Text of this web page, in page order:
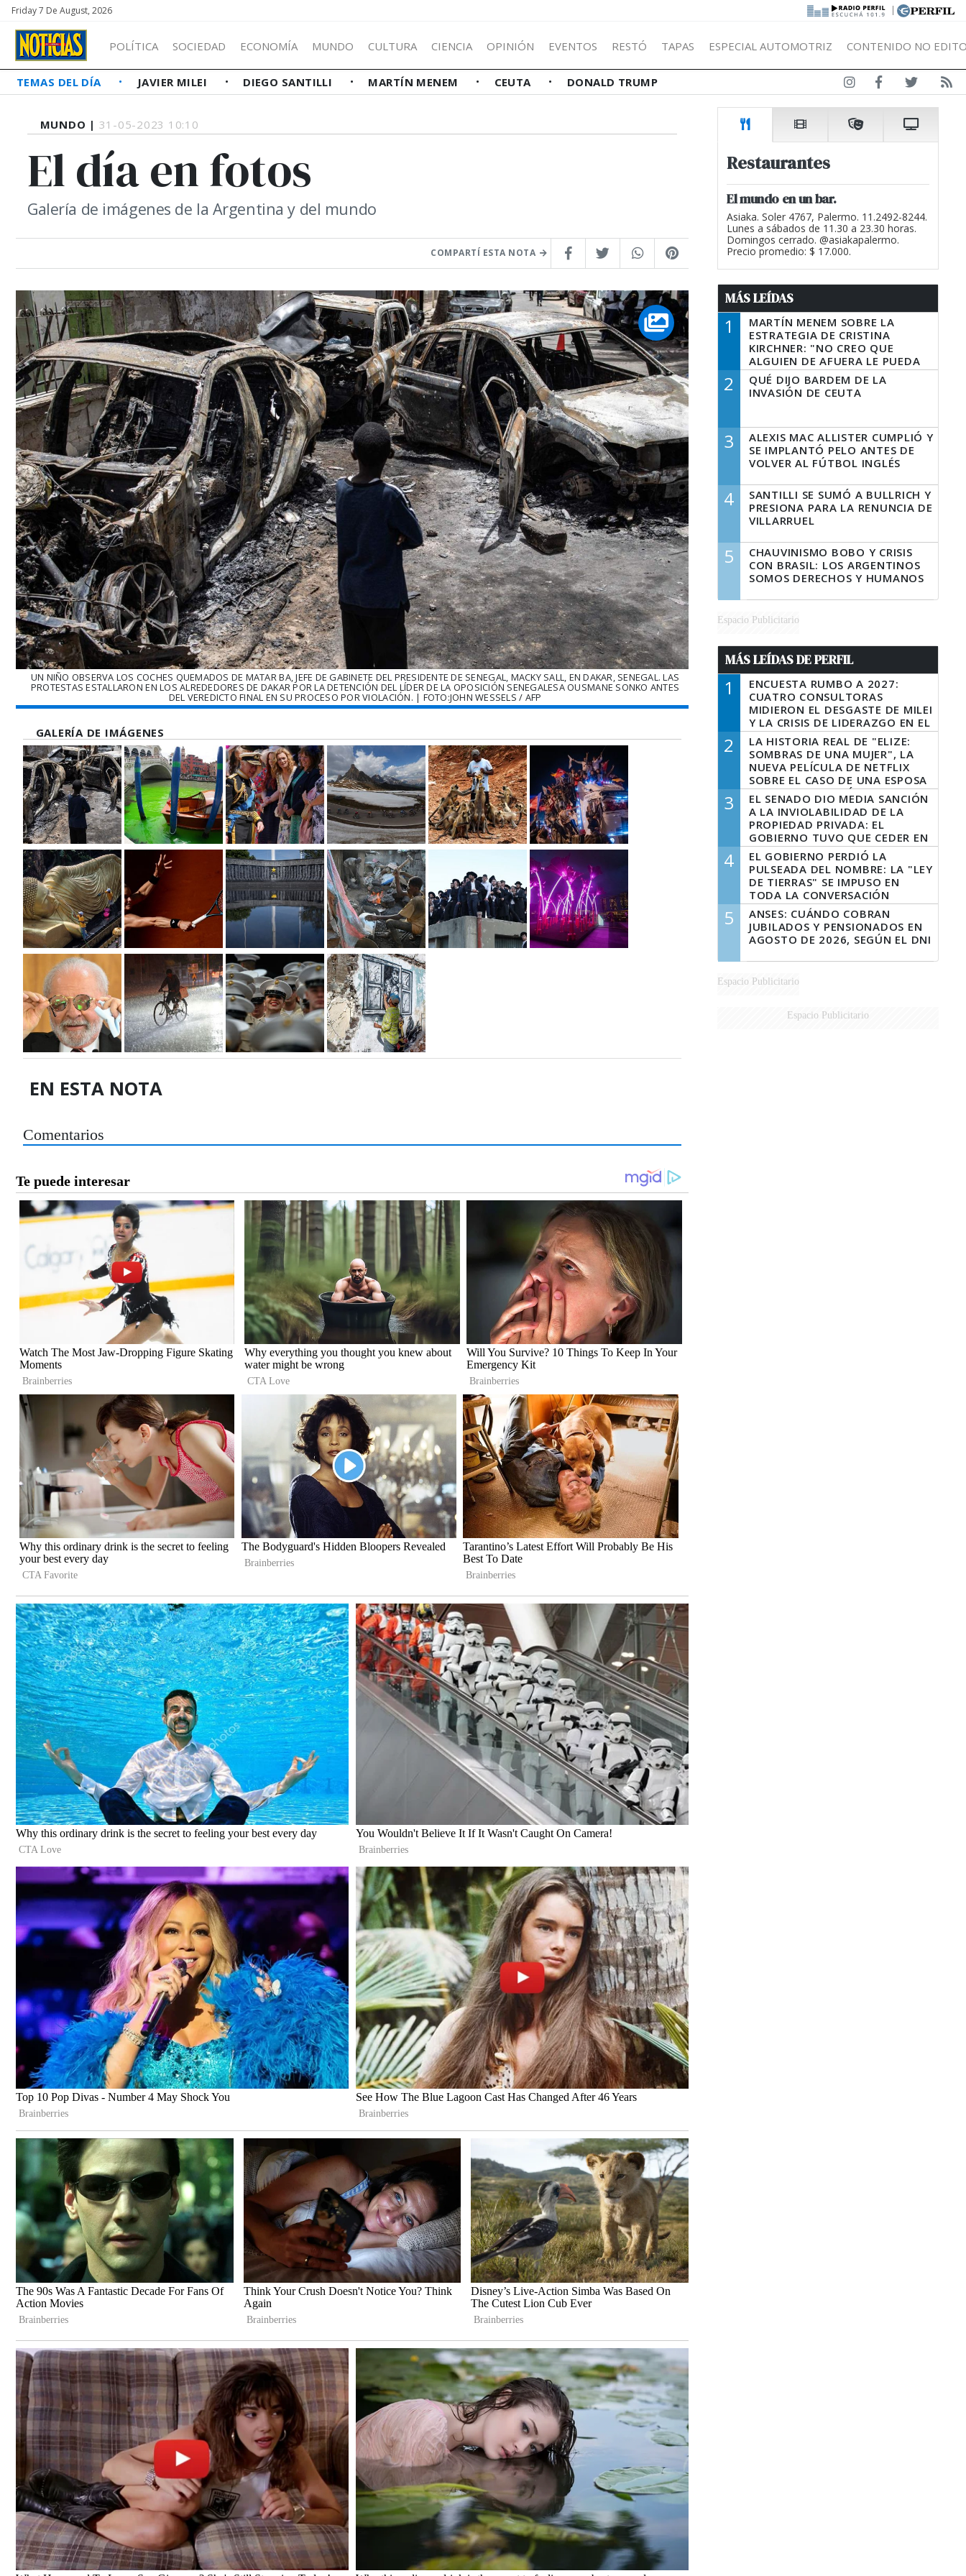
Friday 7 De August, 2026 |
POLÍTICA SOCIEDAD ECONOMÍA MUNDO CULTURA CIENCIA OPINIÓN EVENTOS RESTÓ TAPAS ESPECIAL AUTOMOTRIZ CONTENIDO NO
TEMAS DEL DÍA JAVIER MILEI DIEGO SANTILLI MARTÍN MENEM CEUTA DONALD TRUMP
MUNDO | 31-05-2023 10:10
El día en fotos
Galería de imágenes de la Argentina y del mundo
COMPARTÍ ESTA NOTA
UN NIÑO OBSERVA LOS COCHES QUEMADOS DE MATAR BA, JEFE DE GABINETE DEL PRESIDENTE DE SENEGAL, MACKY SALL, EN DAKAR, SENEGAL. LAS
PROTESTAS ESTALLARON EN LOS ALREDEDORES DE DAKAR POR LA DETENCIÓN DEL LÍDER DE LA OPOSICIÓN SENEGALESA OUSMANE SONKO ANTES
DEL VEREDICTO FINAL EN SU PROCESO POR VIOLACIÓN. | FOTO:JOHN WESSELS / AFP
GALERÍA DE IMÁGENES
EN ESTA NOTA
Comentarios
Restaurantes
El mundo en un bar.
Asiaka. Soler 4767, Palermo. 11.2492-8244.
Lunes a sábados de 11.30 a 23.30 horas.
Domingos cerrado. @asiakapalermo.
Precio promedio: $ 17.000.
MÁS LEÍDAS
1
MARTÍN MENEM SOBRE LA
ESTRATEGIA DE CRISTINA
KIRCHNER: "NO CREO QUE
ALGUIEN DE AFUERA LE PUEDA
DECIR A LA JUSTICIA LO QUE
TIENE QUE HACER"
2
QUÉ DIJO BARDEM DE LA
INVASIÓN DE CEUTA
3
ALEXIS MAC ALLISTER CUMPLIÓ Y
SE IMPLANTÓ PELO ANTES DE
VOLVER AL FÚTBOL INGLÉS
4
SANTILLI SE SUMÓ A BULLRICH Y
PRESIONA PARA LA RENUNCIA DE
VILLARRUEL
5
CHAUVINISMO BOBO Y CRISIS
CON BRASIL: LOS ARGENTINOS
SOMOS DERECHOS Y HUMANOS
Espacio Publicitario
MÁS LEÍDAS DE PERFIL
1
ENCUESTA RUMBO A 2027:
CUATRO CONSULTORAS
MIDIERON EL DESGASTE DE MILEI
Y LA CRISIS DE LIDERAZGO EN EL
PERONISMO
2
LA HISTORIA REAL DE "ELIZE:
SOMBRAS DE UNA MUJER", LA
NUEVA PELÍCULA DE NETFLIX
SOBRE EL CASO DE UNA ESPOSA
QUE DESCUARTIZÓ A SU
MARIDO
3
EL SENADO DIO MEDIA SANCIÓN
A LA INVIOLABILIDAD DE LA
PROPIEDAD PRIVADA: EL
GOBIERNO TUVO QUE CEDER EN
LA LEY DEL MANEJO DEL FUEGO
4
EL GOBIERNO PERDIÓ LA
PULSEADA DEL NOMBRE: LA "LEY
DE TIERRAS" SE IMPUSO EN
TODA LA CONVERSACIÓN
DIGITAL
5
ANSES: CUÁNDO COBRAN
JUBILADOS Y PENSIONADOS EN
AGOSTO DE 2026, SEGÚN EL DNI
Espacio Publicitario
Espacio Publicitario